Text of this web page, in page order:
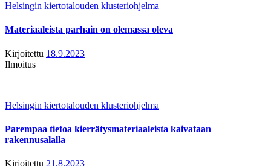
Helsingin kiertotalouden klusteriohjelma
Materiaaleista parhain on olemassa oleva
Kirjoitettu 18.9.2023
Ilmoitus
Helsingin kiertotalouden klusteriohjelma
Parempaa tietoa kierrätysmateriaaleista kaivataan
rakennusalalla
Kirjoitettu 21.8.2023